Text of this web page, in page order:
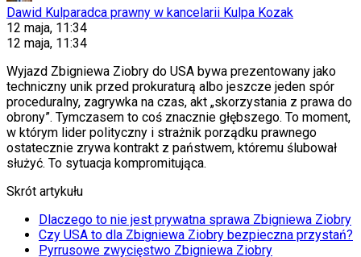
Dawid Kulparadca prawny w kancelarii Kulpa Kozak
12 maja, 11:34
12 maja, 11:34
Wyjazd Zbigniewa Ziobry do USA bywa prezentowany jako
techniczny unik przed prokuraturą albo jeszcze jeden spór
proceduralny, zagrywka na czas, akt „skorzystania z prawa do
obrony”. Tymczasem to coś znacznie głębszego. To moment,
w którym lider polityczny i strażnik porządku prawnego
ostatecznie zrywa kontrakt z państwem, któremu ślubował
służyć. To sytuacja kompromitująca.
Skrót artykułu
Dlaczego to nie jest prywatna sprawa Zbigniewa Ziobry
Czy USA to dla Zbigniewa Ziobry bezpieczna przystań?
Pyrrusowe zwycięstwo Zbigniewa Ziobry